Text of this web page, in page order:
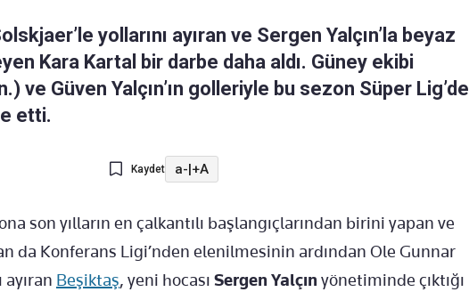
yollarını ayıran ve Sergen Yalçın’la beyaz
Kara Kartal bir darbe daha aldı. Güney ekibi
ve Güven Yalçın’ın golleriyle bu sezon Süper Lig’de
etti.
Kaydet a-|+A
son yılların en çalkantılı başlangıçlarından birini yapan ve
da Konferans Ligi’nden elenilmesinin ardından Ole Gunnar
ayıran Beşiktaş, yeni hocası Sergen Yalçın yönetiminde çıktığı